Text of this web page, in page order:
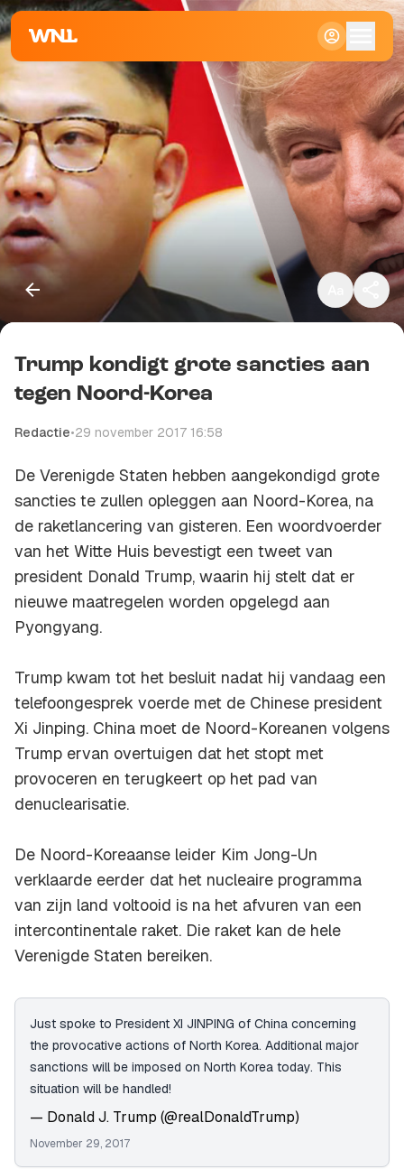
Klein
Standaard
Groot
Kopieer link
Trump kondigt grote sancties aan
tegen Noord-Korea
Redactie•29 november 2017 16:58
De Verenigde Staten hebben aangekondigd grote
sancties te zullen opleggen aan Noord-Korea, na
de raketlancering van gisteren. Een woordvoerder
van het Witte Huis bevestigt een tweet van
president Donald Trump, waarin hij stelt dat er
nieuwe maatregelen worden opgelegd aan
Pyongyang.
Trump kwam tot het besluit nadat hij vandaag een
telefoongesprek voerde met de Chinese president
Xi Jinping. China moet de Noord-Koreanen volgens
Trump ervan overtuigen dat het stopt met
provoceren en terugkeert op het pad van
denuclearisatie.
De Noord-Koreaanse leider Kim Jong-Un
verklaarde eerder dat het nucleaire programma
van zijn land voltooid is na het afvuren van een
intercontinentale raket. Die raket kan de hele
Verenigde Staten bereiken.
Just spoke to President XI JINPING of China concerning
the provocative actions of North Korea. Additional major
sanctions will be imposed on North Korea today. This
situation will be handled!
— Donald J. Trump (@realDonaldTrump)
November 29, 2017